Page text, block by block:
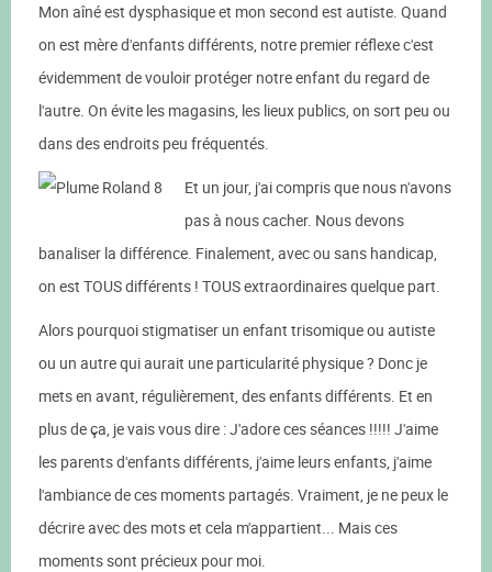
Mon aîné est dysphasique et mon second est autiste. Quand
on est mère d'enfants différents, notre premier réflexe c'est
évidemment de vouloir protéger notre enfant du regard de
l'autre. On évite les magasins, les lieux publics, on sort peu ou
dans des endroits peu fréquentés.
Et un jour, j'ai compris que nous n'avons
pas à nous cacher. Nous devons
banaliser la différence. Finalement, avec ou sans handicap,
on est TOUS différents ! TOUS extraordinaires quelque part.
Alors pourquoi stigmatiser un enfant trisomique ou autiste
ou un autre qui aurait une particularité physique ? Donc je
mets en avant, régulièrement, des enfants différents. Et en
plus de ça, je vais vous dire : J'adore ces séances !!!!! J'aime
les parents d'enfants différents, j'aime leurs enfants, j'aime
l'ambiance de ces moments partagés. Vraiment, je ne peux le
décrire avec des mots et cela m'appartient... Mais ces
moments sont précieux pour moi.